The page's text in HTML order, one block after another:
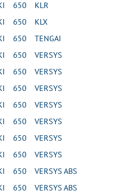
650 KLR
650 KLX
650 TENGAI
650 VERSYS
650 VERSYS
650 VERSYS
650 VERSYS
650 VERSYS
650 VERSYS
650 VERSYS
650 VERSYS ABS
650 VERSYS ABS